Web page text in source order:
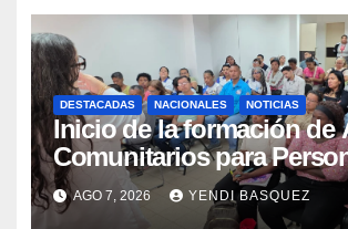
DESTACADAS NACIONALES NOTICIAS
Inicio de la formación de
Comunitarios para
Discapacidad en el
Rehabilitación J.J. Arvelo
AGO 7, 2026 YENDI BASQUEZ